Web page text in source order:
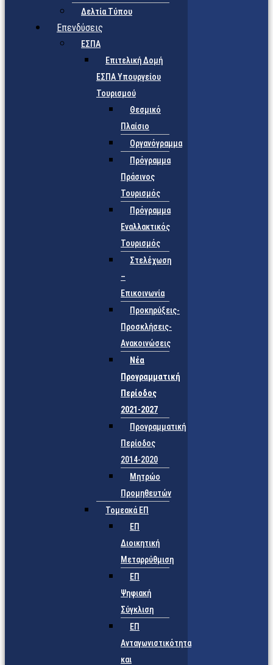
Δελτία Τύπου
Επενδύσεις
ΕΣΠΑ
Επιτελική Δομή
ΕΣΠΑ Υπουργείου
Τουρισμού
Θεσμικό
Πλαίσιο
Οργανόγραμμα
Πρόγραμμα
Πράσινος
Τουρισμός
Πρόγραμμα
Εναλλακτικός
Τουρισμός
Στελέχωση
–
Επικοινωνία
Προκηρύξεις-
Προσκλήσεις-
Ανακοινώσεις
Νέα
Προγραμματική
Περίοδος
2021-2027
Προγραμματική
Περίοδος
2014-2020
Μητρώο
Προμηθευτών
Τομεακά ΕΠ
ΕΠ
Διοικητική
Μεταρρύθμιση
ΕΠ
Ψηφιακή
Σύγκλιση
ΕΠ
Ανταγωνιστικότητα
και